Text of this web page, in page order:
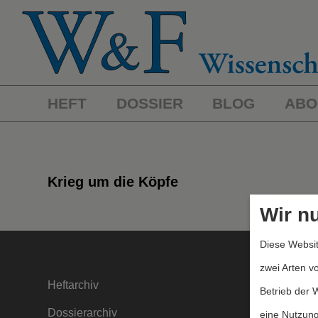
HEFT DOSSIER BLOG
Krieg um die Köpfe
Heftarchiv
Dossierarchiv
Kontakt
Wir
Diese
zwei Arten
Betrieb der
eine